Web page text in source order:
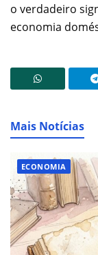
o verdadeiro
economia
Mais Notícias
ECONOMIA